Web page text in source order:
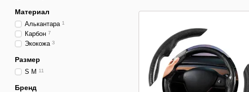
Материал
Алькантара 1
Карбон 7
Экокожа 3
Размер
S M 11
Бренд